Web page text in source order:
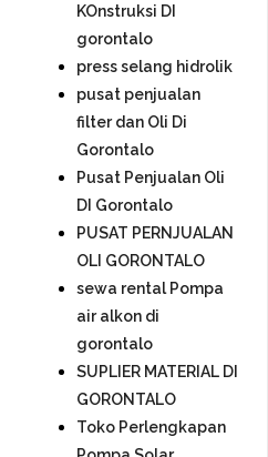
KOnstruksi DI
gorontalo
press selang hidrolik
pusat penjualan
filter dan Oli Di
Gorontalo
Pusat Penjualan Oli
DI Gorontalo
PUSAT PERNJUALAN
OLI GORONTALO
sewa rental Pompa
air alkon di
gorontalo
SUPLIER MATERIAL DI
GORONTALO
Toko Perlengkapan